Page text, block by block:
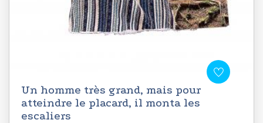
Un homme très grand, mais pour
atteindre le placard, il monta les
escaliers